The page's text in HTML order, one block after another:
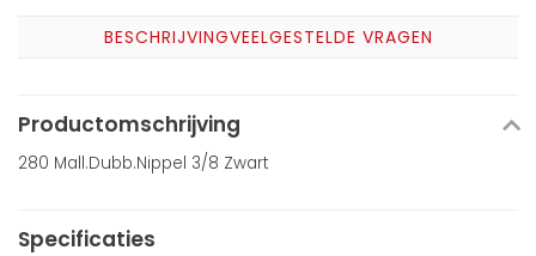
BESCHRIJVINGVEELGESTELDE VRAGEN
Productomschrijving
280 Mall.Dubb.Nippel 3/8 Zwart
Specificaties